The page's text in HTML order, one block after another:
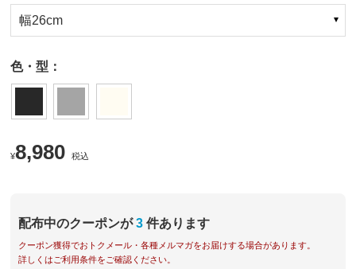
幅26cm
色・型：
¥8,980 税込
配布中のクーポンが 3 件あります
クーポン獲得でおトクメール・各種メルマガをお届けする場合があります。
詳しくはご利用条件をご確認ください。